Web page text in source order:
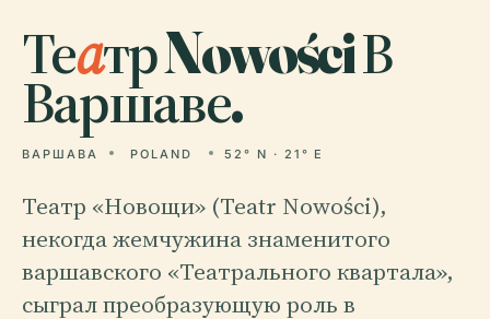
Театр Nowości В
Варшаве.
ВАРШАВА POLAND 52° N · 21° E
Театр «Новощи» (Teatr Nowości),
некогда жемчужина знаменитого
варшавского «Театрального квартала»,
сыграл преобразующую роль в